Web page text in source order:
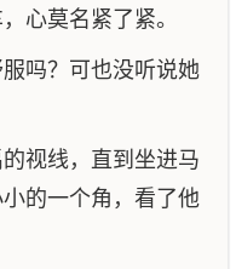
心莫名紧了紧。
吗？可也没听说她
视线，直到坐进马
的一个角，看了他